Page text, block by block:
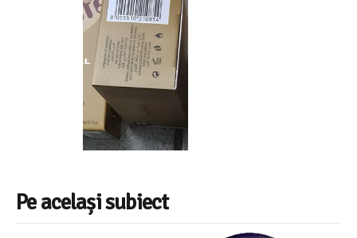
Pe același subiect